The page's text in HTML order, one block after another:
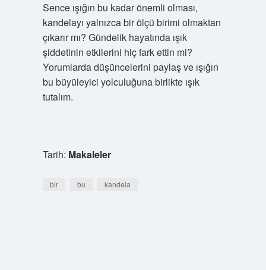
Sence ışığın bu kadar önemli olması,
kandelayı yalnızca bir ölçü birimi olmaktan
çıkarır mı? Gündelik hayatında ışık
şiddetinin etkilerini hiç fark ettin mi?
Yorumlarda düşüncelerini paylaş ve ışığın
bu büyüleyici yolculuğuna birlikte ışık
tutalım.
Tarih: Makaleler
bir bu kandela